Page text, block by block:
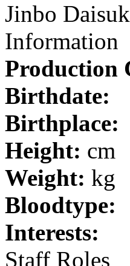
Jinbo
Information
Production
Birthdate:
Birthplace:
Height: cm
Weight: kg
Bloodtype:
Interests:
Staff Roles